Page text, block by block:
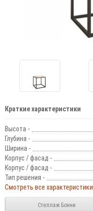
Краткие характеристики
Высота -
Глубина -
Ширина -
Корпус / фасад -
Корпус / фасад -
Тип решения -
Смотреть все характеристики
Стеллаж Бонни